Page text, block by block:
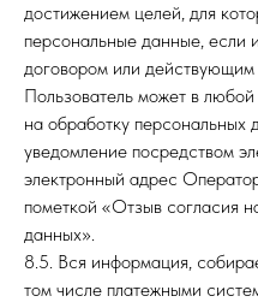
достижением целей, для
персональные данные, если
договором или действующим
Пользователь может в
на обработку
уведомление посредством
электронный адрес
пометкой «Отзыв согласия
данных».
8.5. Вся информация,
том числе платежными